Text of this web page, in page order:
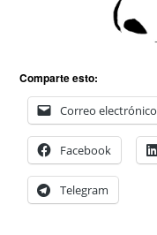
Comparte esto:
Correo electrónico
Facebook
Telegram